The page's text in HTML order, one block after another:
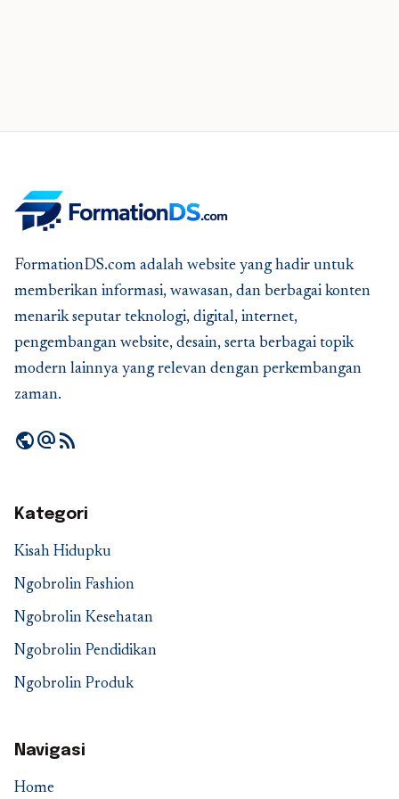
FormationDS.com adalah website yang hadir untuk
memberikan informasi, wawasan, dan berbagai konten
menarik seputar teknologi, digital, internet,
pengembangan website, desain, serta berbagai topik
modern lainnya yang relevan dengan perkembangan
zaman.
publicalternate_emailrss_feed
Kategori
Kisah Hidupku
Ngobrolin Fashion
Ngobrolin Kesehatan
Ngobrolin Pendidikan
Ngobrolin Produk
Navigasi
Home